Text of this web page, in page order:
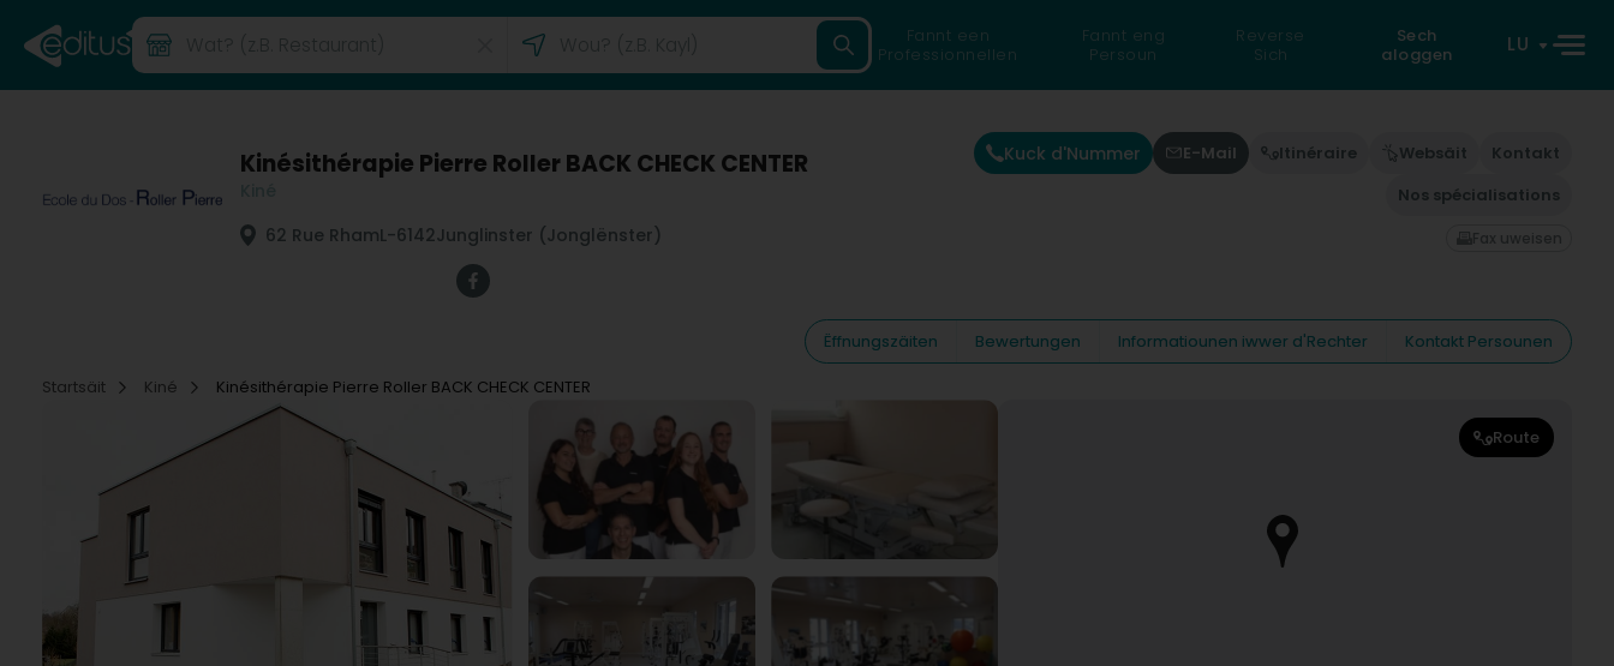
Fannt een
Professionnellen
Fannt eng
Persoun
Reverse
Sich
Sech
aloggen
LU
Kinésithérapie Pierre Roller BACK CHECK CENTER
62 Rue RhamL-6142Junglinster (Jonglënster)
Kuck d'Nummer E-Mail Itinéraire Websäit
Kontakt
Nos spécialisations
Fax uweisen
Ëffnungszäiten Bewertungen Informatiounen iwwer d'Rechter
Kontakt Persounen
Startsäit
Kiné Kinésithérapie Pierre Roller BACK CHECK CENTER
Route